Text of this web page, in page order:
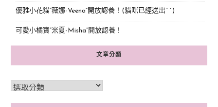
優雅小花貓“薇娜-Veena”開放認養！(貓咪已經送出^^)
可愛小橘寶”米夏-Misha”開放認養！
文章分類